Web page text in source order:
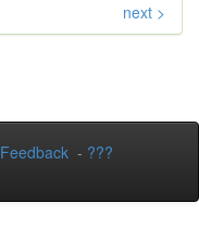
next >
Feedback - ???